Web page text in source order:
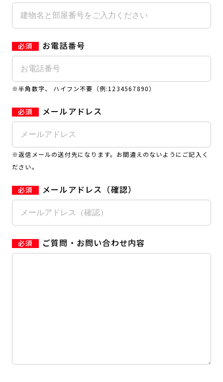
お電話番号
※半角数字、 ハイフン不要（例:1234567890）
メールアドレス
※返信メールの送付先になります。お間違えのないようにご記入く
ださい。
メールアドレス（確認）
ご質問・お問い合わせ内容